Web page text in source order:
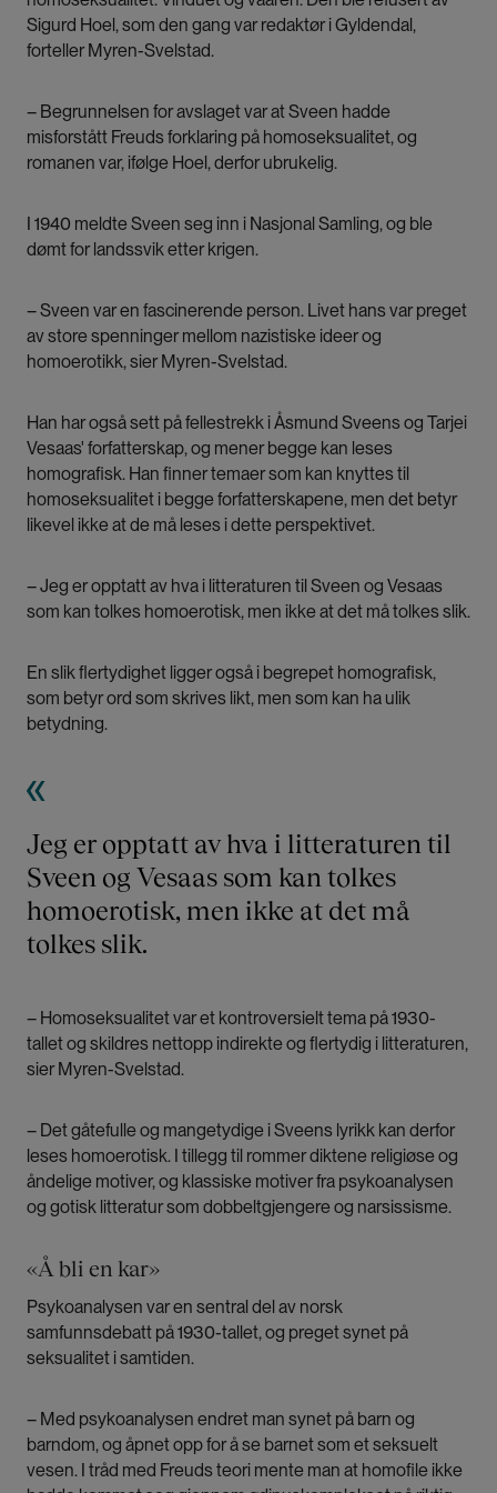
Sigurd Hoel, som den gang var redaktør i Gyldendal,
forteller Myren-Svelstad.
– Begrunnelsen for avslaget var at Sveen hadde
misforstått Freuds forklaring på homoseksualitet, og
romanen var, ifølge Hoel, derfor ubrukelig.
I 1940 meldte Sveen seg inn i Nasjonal Samling, og ble
dømt for landssvik etter krigen.
– Sveen var en fascinerende person. Livet hans var preget
av store spenninger mellom nazistiske ideer og
homoerotikk, sier Myren-Svelstad.
Han har også sett på fellestrekk i Åsmund Sveens og Tarjei
Vesaas' forfatterskap, og mener begge kan leses
homografisk. Han finner temaer som kan knyttes til
homoseksualitet i begge forfatterskapene, men det betyr
likevel ikke at de må leses i dette perspektivet.
– Jeg er opptatt av hva i litteraturen til Sveen og Vesaas
som kan tolkes homoerotisk, men ikke at det må tolkes slik.
En slik flertydighet ligger også i begrepet homografisk,
som betyr ord som skrives likt, men som kan ha ulik
betydning.
Jeg er opptatt av hva i litteraturen til
Sveen og Vesaas som kan tolkes
homoerotisk, men ikke at det må
tolkes slik.
– Homoseksualitet var et kontroversielt tema på 1930-
tallet og skildres nettopp indirekte og flertydig i litteraturen,
sier Myren-Svelstad.
– Det gåtefulle og mangetydige i Sveens lyrikk kan derfor
leses homoerotisk. I tillegg til rommer diktene religiøse og
åndelige motiver, og klassiske motiver fra psykoanalysen
og gotisk litteratur som dobbeltgjengere og narsissisme.
«Å bli en kar»
Psykoanalysen var en sentral del av norsk
samfunnsdebatt på 1930-tallet, og preget synet på
seksualitet i samtiden.
– Med psykoanalysen endret man synet på barn og
barndom, og åpnet opp for å se barnet som et seksuelt
vesen. I tråd med Freuds teori mente man at homofile ikke